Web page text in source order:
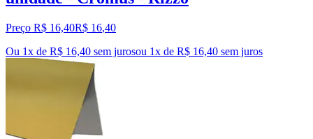
Preço R$ 16,40R$ 16,40
Ou 1x de R$ 16,40 sem jurosou 1x de R$ 16,40 sem juros